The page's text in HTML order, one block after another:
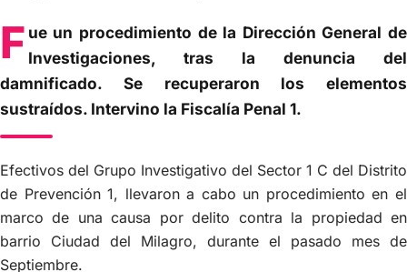
F ue un procedimiento de la Dirección General de
Investigaciones, tras la denuncia del
damnificado. Se recuperaron los elementos
sustraídos. Intervino la Fiscalía Penal 1.
Efectivos del Grupo Investigativo del Sector 1 C del Distrito
de Prevención 1, llevaron a cabo un procedimiento en el
marco de una causa por delito contra la propiedad en
barrio Ciudad del Milagro, durante el pasado mes de
Septiembre.